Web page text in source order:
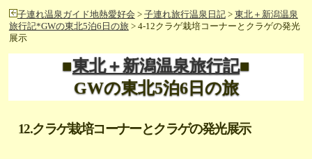
子連れ温泉ガイド地熱愛好会 > 子連れ旅行温泉日記> 東北＋新潟温泉
旅行記*GWの東北5泊6日の旅> 4-12クラゲ栽培コーナーとクラゲの発光
展示
■東北＋新潟温泉旅行記■
GWの東北5泊6日の旅
12.クラゲ栽培コーナーとクラゲの発光展示